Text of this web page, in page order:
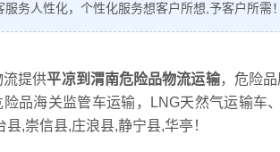
服务人性化，个性化服务想客户所想,予客户所需
流提供平凉到渭南危险品物流运输，危险
险品海关监管车运输，LNG天然气运输车
县,崇信县,庄浪县,静宁县,华亭！